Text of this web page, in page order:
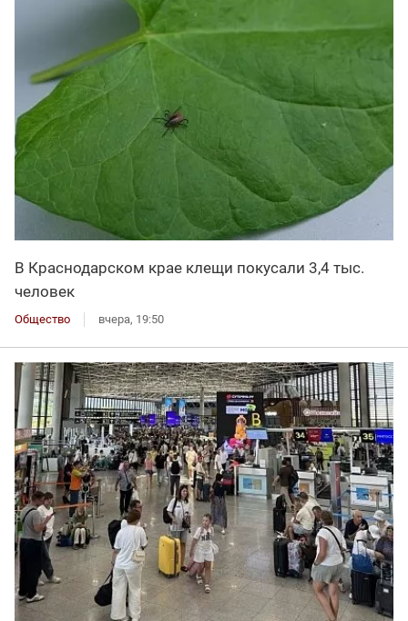
В Краснодарском крае клещи покусали 3,4 тыс.
человек
Общество вчера, 19:50